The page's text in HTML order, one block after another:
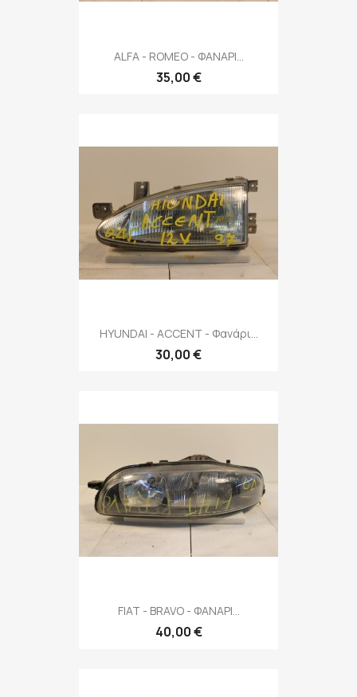
ALFA - ROMEO - ΦΑΝΑΡΙ...
35,00 €
HYUNDAI - ACCENT - Φανάρι...
30,00 €
FIAT - BRAVO - ΦΑΝΑΡΙ...
40,00 €